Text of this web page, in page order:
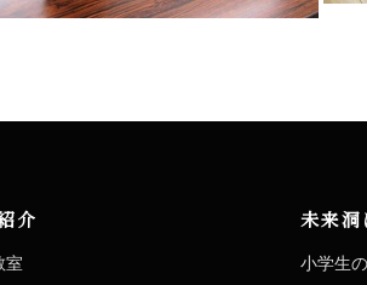
介
室
未来洞
小学生